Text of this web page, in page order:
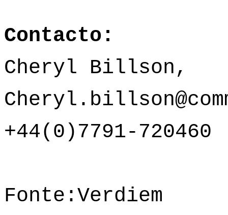
Contacto:
Cheryl Billson,
+44(0)7791-720460
Fonte:Verdiem